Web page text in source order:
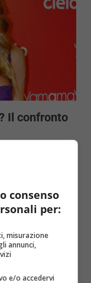
Il confronto
nessuno lo
consenso
per:
misurazione
annunci,
e/o accedervi